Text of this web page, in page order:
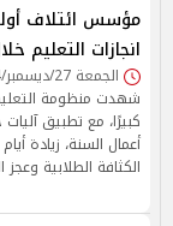
مؤسس ائتلاف
انجازات التعليم خلال
الجمعة 27/ديسمبر/2024 - 11:35 ص
شهدت منظومة
أعمال السنة، زيادة
الكثافة الطلابية وعجز